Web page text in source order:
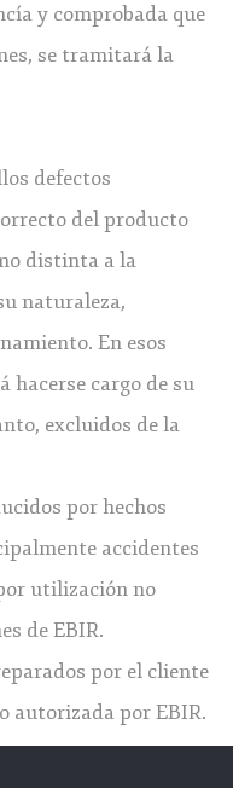
y comprobada que
se tramitará la
defectos
del producto
distinta a la
naturaleza,
En esos
hacerse cargo de su
excluidos de la
por hechos
accidentes
utilización no
de EBIR.
por el cliente
autorizada por EBIR.